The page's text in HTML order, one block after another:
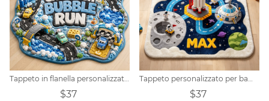
Tappeto in flanella personalizzato a tema autolavaggio Bubble Run
$37
Tappeto personalizzato per bambini a tema avventura spaziale
$37